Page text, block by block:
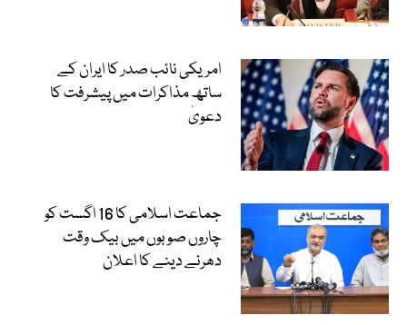
امریکی نائب صدر کا ایران کے
ساتھ مذاکرات میں پیشرفت کا
دعویٰ
جماعت اسلامی کا 16 اگست کو
چاروں صوبوں میں بیک وقت
دھرنے دینے کا اعلان